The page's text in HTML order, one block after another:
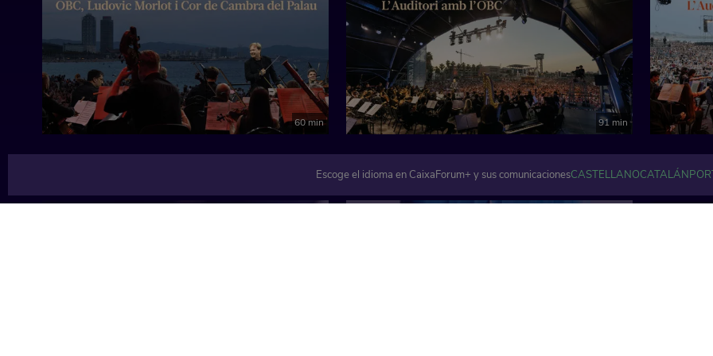
60 min 91 min
Escoge el idioma en CaixaForum+ y sus comunicacionesCASTELLANOCATALÁN